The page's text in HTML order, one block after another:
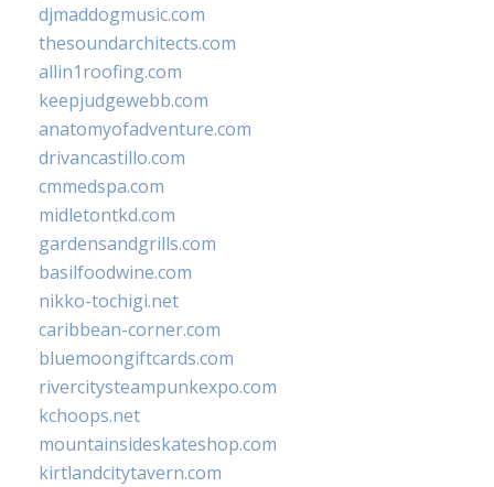
djmaddogmusic.com
thesoundarchitects.com
allin1roofing.com
keepjudgewebb.com
anatomyofadventure.com
drivancastillo.com
cmmedspa.com
midletontkd.com
gardensandgrills.com
basilfoodwine.com
nikko-tochigi.net
caribbean-corner.com
bluemoongiftcards.com
rivercitysteampunkexpo.com
kchoops.net
mountainsideskateshop.com
kirtlandcitytavern.com